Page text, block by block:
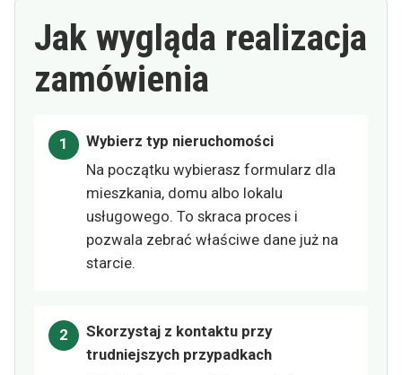
Jak wygląda realizacja
zamówienia
Wybierz typ nieruchomości
Na początku wybierasz formularz dla
mieszkania, domu albo lokalu
usługowego. To skraca proces i
pozwala zebrać właściwe dane już na
starcie.
Skorzystaj z kontaktu przy
trudniejszych przypadkach